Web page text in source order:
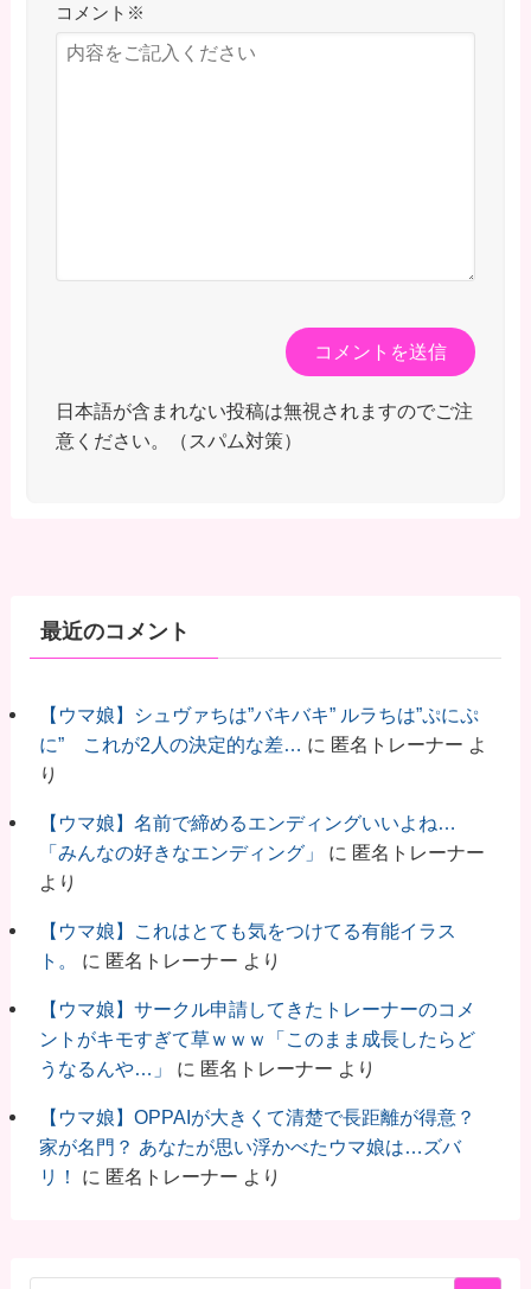
コメント ※
日本語が含まれない投稿は無視されますのでご注
意ください。（スパム対策）
最近のコメント
【ウマ娘】シュヴァちは”バキバキ” ルラちは”ぷにぷ
に” これが2人の決定的な差…
に 匿名トレーナー よ
り
【ウマ娘】名前で締めるエンディングいいよね…
「みんなの好きなエンディング」
に 匿名トレーナー
より
【ウマ娘】これはとても気をつけてる有能イラス
ト。
に 匿名トレーナー より
【ウマ娘】サークル申請してきたトレーナーのコメ
ントがキモすぎて草ｗｗｗ「このまま成長したらど
うなるんや…」
に 匿名トレーナー より
【ウマ娘】OPPAIが大きくて清楚で長距離が得意？
家が名門？ あなたが思い浮かべたウマ娘は…ズバ
リ！
に 匿名トレーナー より